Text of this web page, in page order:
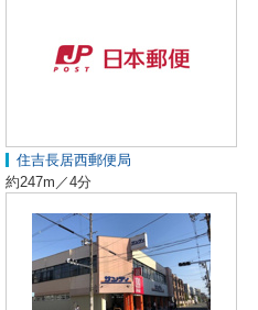
住吉長居西郵便局
約247m／4分